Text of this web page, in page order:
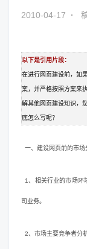
2010-04-17 ·
以下是引用片段：
在进行网页建设前，如
案，并严格按照方案来
解其他网页建设知识，
底怎么写呢？
一、建设网页前的市场
1、相关行业的市场环
司业务。
2、市场主要竞争者分